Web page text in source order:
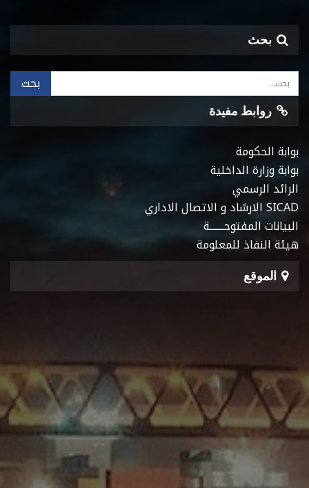
بحث
روابط مفيدة
بوابة الحكومة
بوابة وزارة الداخلية
الرائد الرسمي
SICAD الارشاد و الاتصال الاداري
البيانات المفتوحـــــــة
هيئة النفاذ للمعلومة
الموقع